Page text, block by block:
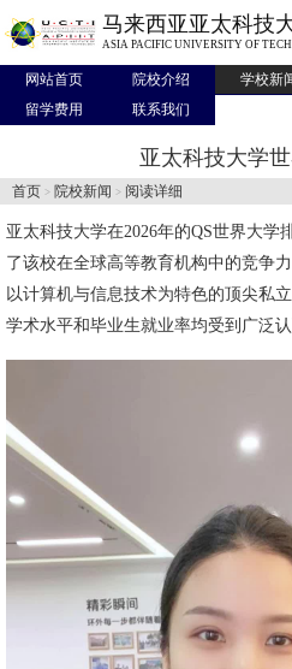
马来西亚亚太科技
ASIA PACIFIC UNIVERSITY OF
网站首页 院校介绍 学校新
留学费用
联系我们
亚太科技大学
首页 > 院校新闻 > 阅读详细
亚太科技大学在2026年的QS世界大学
了该校在全球高等教育机构中的竞争力
以计算机与信息技术为特色的顶尖私
学术水平和毕业生就业率均受到广泛认